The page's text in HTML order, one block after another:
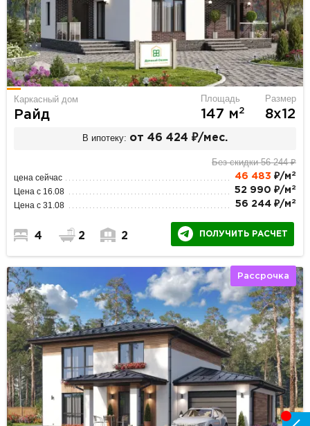
Каркасный дом
Райд
Площадь
147 м2
Размер
8х12
В ипотеку: от 46 424 ₽/мес.
Без скидки 56 244 ₽
цена сейчас 46 483 ₽/м 2
Цена с 16.08 52 990 ₽/м 2
Цена с 31.08 56 244 ₽/м 2
4 2 2 ПОЛУЧИТЬ РАСЧЕТ
Рассрочка